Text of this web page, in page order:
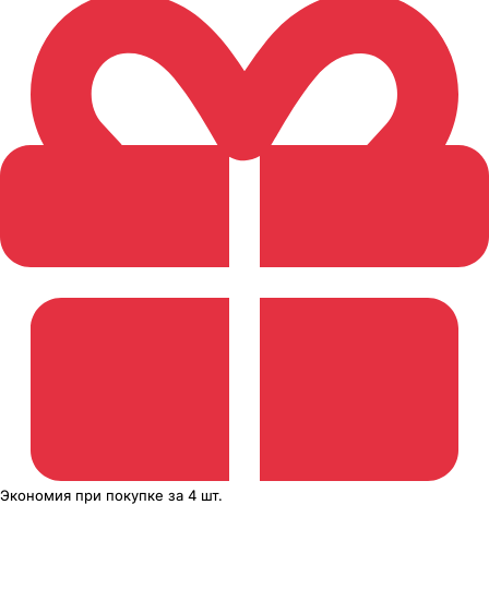
Экономия при покупке за 4 шт.